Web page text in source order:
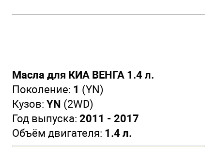
Масла для КИА ВЕНГА 1.4 л.
Поколение: 1 (YN)
Кузов: YN (2WD)
Год выпуска: 2011 - 2017
Объём двигателя: 1.4 л.